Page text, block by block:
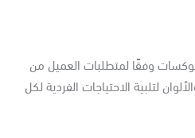
وفقًا لمتطلبات العميل من
الاحتياجات الفردية لكل